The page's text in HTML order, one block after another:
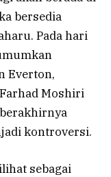
bersedia
Pada hari
Everton,
Moshiri
kontroversi.
sebagai